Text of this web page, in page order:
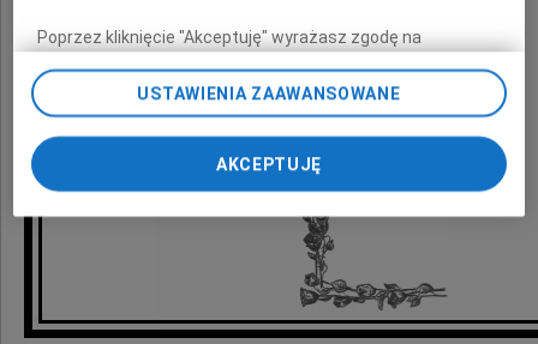
koleżanki i koledzy
z Urzędu Celnego II w Łodzi
Poprzez kliknięcie "Akceptuję" wyrażasz zgodę na
Wyborczej sp. z o. o. jej Zaufanych Partnerów i Agora S.A.
na Twoim urządzeniu końcowym. Możesz też w każdej
chwili zmienić swoje preferencje dot. plików cookie,
ponownie wywołując narzędzie do zarządzania Twoimi
preferencjami dot. przetwarzania danych poprzez
przechodząc do sekcji „Ustawienia zaawansowane”.
Zmiana ustawień plików cookie możliwa jest także za
My, nasi Zaufani Partnerzy i Agora S.A. możemy
USTAWIENIA ZAAWANSOWANE
AKCEPTUJĘ